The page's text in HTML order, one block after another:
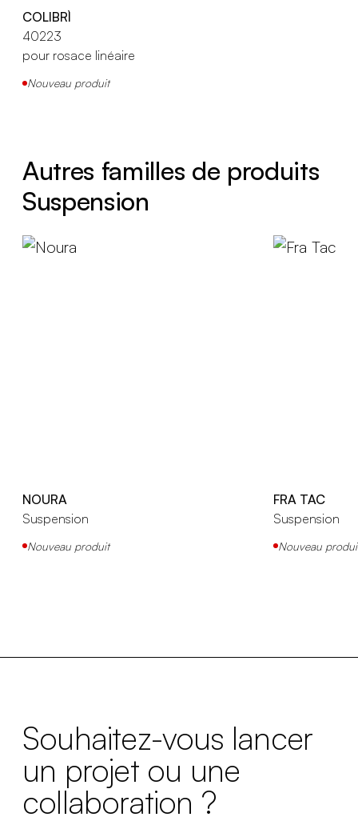
COLIBRÌ
40223
pour rosace linéaire
Nouveau produit
Autres familles de produits
Suspension
NOURA
Suspension
Nouveau produit
FRA TAC
Suspension
Nouveau
Souhaitez-vous lancer
un projet ou une
collaboration ?